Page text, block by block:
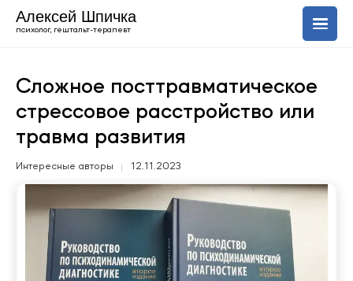
Алексей Шпичка
психолог, гештальт-терапевт
Услуги
Блог
+420 606 843 150
Uk
Сложное посттравматическое
стрессовое расстройство или
травма развития
Интересные авторы 12.11.2023